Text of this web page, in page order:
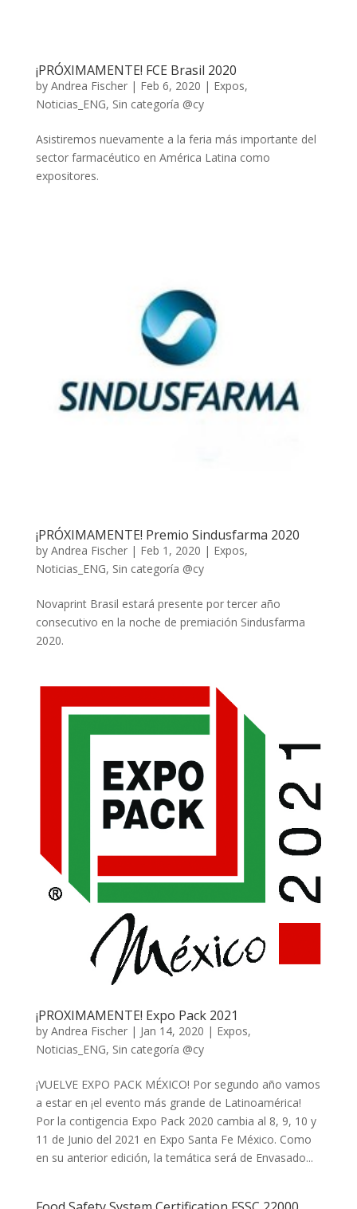
¡PRÓXIMAMENTE! FCE Brasil 2020
by Andrea Fischer| Feb 6, 2020 | Expos,
Noticias_ENG, Sin categoría @cy
Asistiremos nuevamente a la feria más importante del
sector farmacéutico en América Latina como
expositores.
¡PRÓXIMAMENTE! Premio Sindusfarma 2020
by Andrea Fischer| Feb 1, 2020 | Expos,
Noticias_ENG, Sin categoría @cy
Novaprint Brasil estará presente por tercer año
consecutivo en la noche de premiación Sindusfarma
2020.
¡PROXIMAMENTE! Expo Pack 2021
by Andrea Fischer| Jan 14, 2020 | Expos,
Noticias_ENG, Sin categoría @cy
¡VUELVE EXPO PACK MÉXICO! Por segundo año vamos
a estar en ¡el evento más grande de Latinoamérica!
Por la contigencia Expo Pack 2020 cambia al 8, 9, 10 y
11 de Junio del 2021 en Expo Santa Fe México. Como
en su anterior edición, la temática será de Envasado...